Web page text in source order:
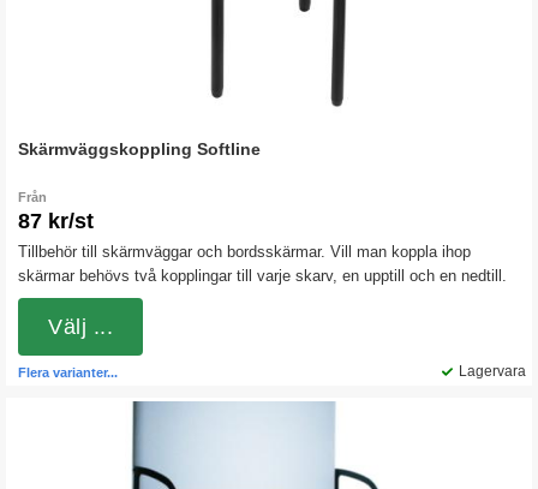
Skärmväggskoppling Softline
Från
87 kr/st
Tillbehör till skärmväggar och bordsskärmar. Vill man koppla ihop
skärmar behövs två kopplingar till varje skarv, en upptill och en nedtill.
Lagervara
Flera varianter...
Välj ...